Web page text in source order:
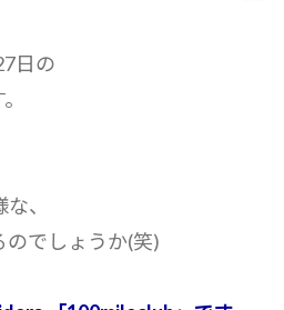
日の
、
のでしょうか(笑)